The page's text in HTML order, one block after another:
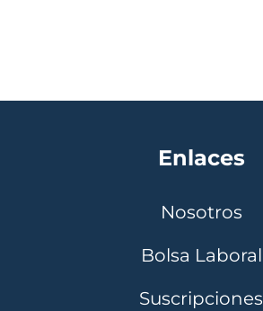
Enlaces
Nosotros
Bolsa Laboral
Suscripciones